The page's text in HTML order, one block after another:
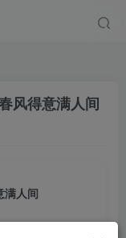
风得意满人间
满人间